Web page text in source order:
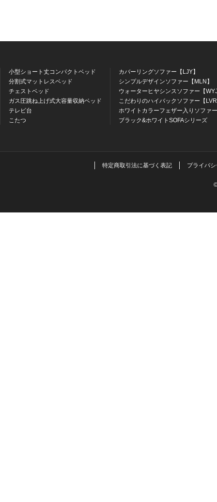
小型ショート丈コンパクトベッド
分割式マットレスベッド
チェストベッド
ガス圧跳ね上げ式大容量収納ベッド
テレビ台
こたつ
カバーリングソファー【LJY】
シンプルデザインソファー【MLN】
ウォーターヒヤシンスソファー【
こだわりのハイバックソファー【
ホワイトカラーフェザー入りソファ
ブラック&ホワイトSOFAシリーズ
特定商取引法に基づく表記 プライバ